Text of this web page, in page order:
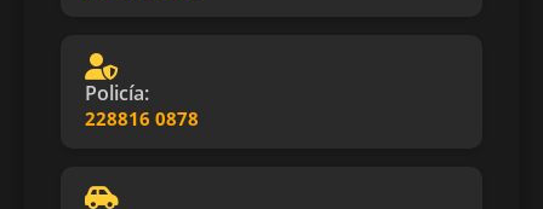
Policía:
228816 0878